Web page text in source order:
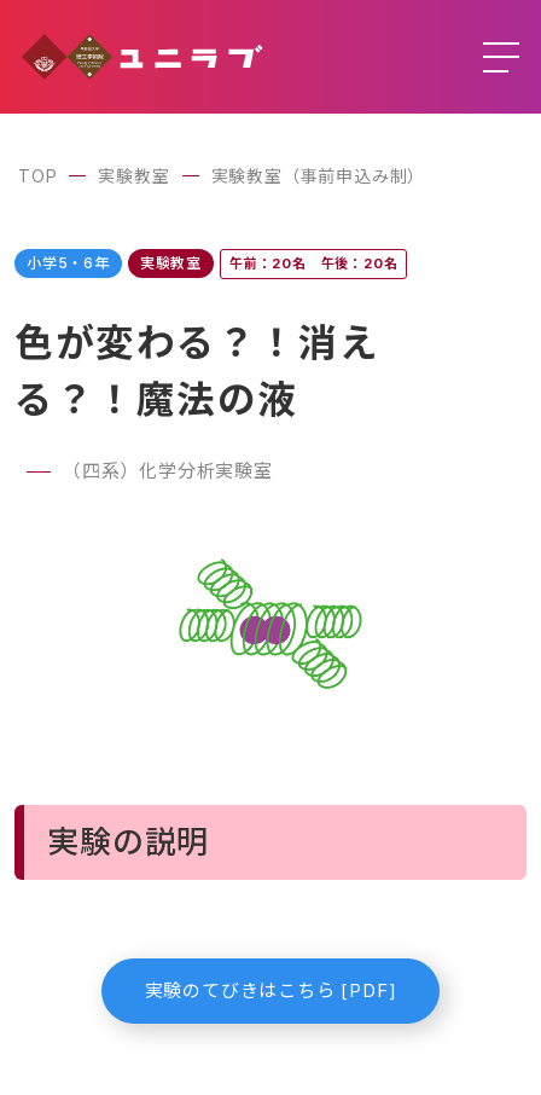
TOP 実験教室 実験教室（事前申込み制）
小学5・6年 実験教室 午前：20名 午後：20名
色が変わる？！消え
る？！魔法の液
（四系）化学分析実験室
実験の説明
実験のてびきはこちら [PDF]